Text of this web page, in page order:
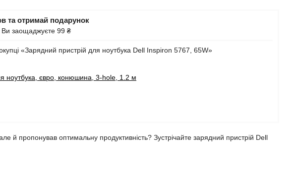
та отримай подарунок
Ви заощаджуєте 99 ₴
«Зарядний пристрій для ноутбука Dell Inspiron 5767, 65W»
ноутбука, євро, конюшина, 3-hole, 1.2 м
й пропонував оптимальну продуктивність? Зустрічайте зарядний пристрій Dell